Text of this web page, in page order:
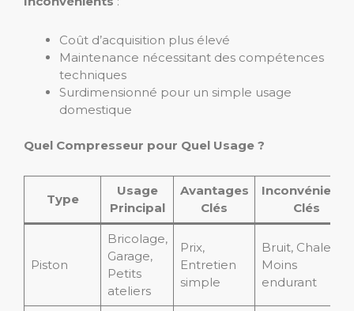
Coût d’acquisition plus élevé
Maintenance nécessitant des compétences
techniques
Surdimensionné pour un simple usage
domestique
Quel Compresseur pour Quel Usage ?
Type
Usage
Principal
Avantages
Clés
Inconvénients
Clés
Piston
Bricolage,
Garage,
Petits
ateliers
Prix,
Entretien
simple
Bruit, Chaleur,
Moins
endurant